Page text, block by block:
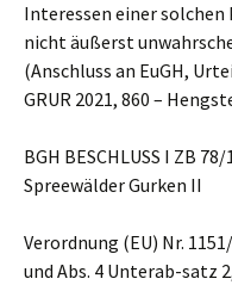
Interessen einer
nicht äußerst
(Anschluss an EuGH,
GRUR 2021, 860 –
BGH BESCHLUSS I ZB
Spreewälder Gurken II
Verordnung (EU) Nr.
und Abs. 4 Unterab-satz